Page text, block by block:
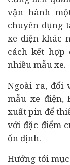
vận hành
chuyên dụng
xe điện khác
cách kết hợp
nhiều mẫu xe.
Ngoài ra, đối
mẫu xe điện,
xuất pin để
với đặc điểm
ổn định.
Hướng tới